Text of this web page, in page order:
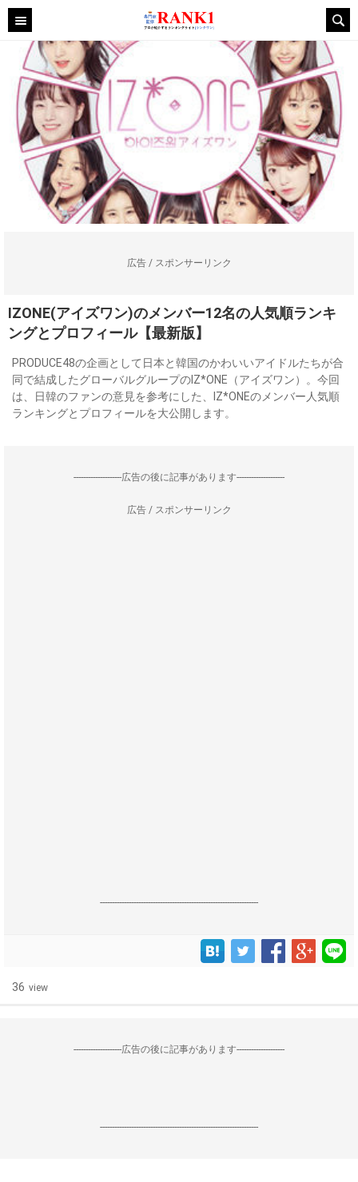
広告 / スポンサーリンク
IZONE(アイズワン)のメンバー12名の人気順ランキ
ングとプロフィール【最新版】
PRODUCE48の企画として日本と韓国のかわいいアイドルたちが合
同で結成したグローバルグループのIZ*ONE（アイズワン）。今回
は、日韓のファンの意見を参考にした、IZ*ONEのメンバー人気順
ランキングとプロフィールを大公開します。
--------------------広告の後に記事があります--------------------
広告 / スポンサーリンク
------------------------------------------------------------------
36 view
--------------------広告の後に記事があります--------------------
------------------------------------------------------------------